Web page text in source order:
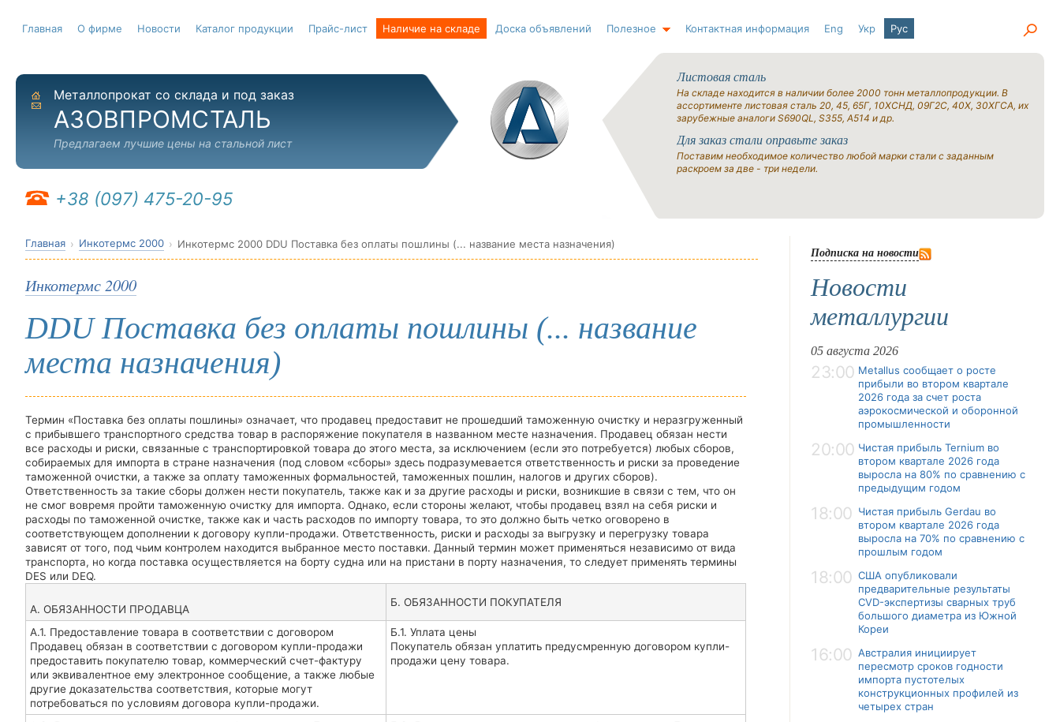
Главная О фирме Новости Каталог продукции Прайс-лист Наличие на складе Доска объявлений Полезное Контактная информация Eng Укр Рус
На главную
Отправить письмо
Металлопрокат со склада и под заказ
АЗОВПРОМСТАЛЬ
Предлагаем лучшие цены на стальной лист
+38 (097) 475-20-95
Листовая сталь
На складе находится в наличии более 2000 тонн металлопродукции. В
ассортименте листовая сталь 20, 45, 65Г, 10ХСНД, 09Г2С, 40Х, 30ХГСА, их
зарубежные аналоги S690QL, S355, A514 и др.
Для заказ стали оправьте заказ
Поставим необходимое количество любой марки стали с заданным
раскроем за две - три недели.
Главная Инкотермс 2000 Инкотермс 2000 DDU Поставка без оплаты пошлины (... название места назначения)
Инкотермс 2000
DDU Поставка без оплаты пошлины (... название
места назначения)
Термин «Поставка без оплаты пошлины» означает, что продавец предоставит не прошедший таможенную очистку и неразгруженный
с прибывшего транспортного средства товар в распоряжение покупателя в названном месте назначения. Продавец обязан нести
все расходы и риски, связанные с транспортировкой товара до этого места, за исключением (если это потребуется) любых сборов,
собираемых для импорта в стране назначения (под словом «сборы» здесь подразумевается ответственность и риски за проведение
таможенной очистки, а также за оплату таможенных формальностей, таможенных пошлин, налогов и других сборов).
Ответственность за такие сборы должен нести покупатель, также как и за другие расходы и риски, возникшие в связи с тем, что он
не смог вовремя пройти таможенную очистку для импорта. Однако, если стороны желают, чтобы продавец взял на себя риски и
расходы по таможенной очистке, также как и часть расходов по импорту товара, то это должно быть четко оговорено в
соответствующем дополнении к договору купли-продажи. Ответственность, риски и расходы за выгрузку и перегрузку товара
зависят от того, под чьим контролем находится выбранное место поставки. Данный термин может применяться независимо от вида
транспорта, но когда поставка осуществляется на борту судна или на пристани в порту назначения, то следует применять термины
DES или DEQ.
А. ОБЯЗАННОСТИ ПРОДАВЦА
Б. ОБЯЗАННОСТИ ПОКУПАТЕЛЯ
А.1. Предоставление товара в соответствии с договором
Продавец обязан в соответствии с договором купли-продажи
предоставить покупателю товар, коммерческий счет-фактуру
или эквивалентное ему электронное сообщение, а также любые
другие доказательства соответствия, которые могут
потребоваться по условиям договора купли-продажи.
Б.1. Уплата цены
Покупатель обязан уплатить предусмренную договором купли-
продажи цену товара.
Подписка на новости
Новости
металлургии
05 августа 2026
23:00 Metallus сообщает о росте
прибыли во втором квартале
2026 года за счет роста
аэрокосмической и оборонной
промышленности
20:00 Чистая прибыль Ternium во
втором квартале 2026 года
выросла на 80% по сравнению с
предыдущим годом
18:00 Чистая прибыль Gerdau во
втором квартале 2026 года
выросла на 70% по сравнению с
прошлым годом
18:00 США опубликовали
предварительные результаты
CVD-экспертизы сварных труб
большого диаметра из Южной
Кореи
16:00 Австралия инициирует
пересмотр сроков годности
импорта пустотелых
конструкционных профилей из
четырех стран